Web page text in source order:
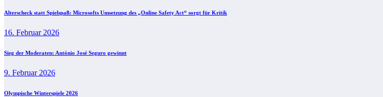
Alterscheck statt Spielspaß: Microsofts Umsetzung des „Online Safety Act“ sorgt für Kritik
16. Februar 2026
Sieg der Moderaten: António José Seguro gewinnt
9. Februar 2026
Olympische Winterspiele 2026